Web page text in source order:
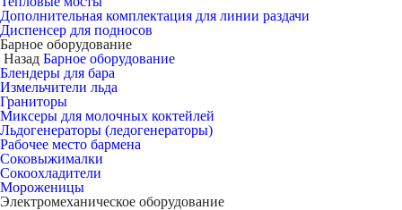
Дополнительная комплектация для линии раздачи
Диспенсер для подносов
Барное оборудование
Назад Барное оборудование
Блендеры для бара
Измельчители льда
Граниторы
Миксеры для молочных коктейлей
Льдогенераторы (ледогенераторы)
Рабочее место бармена
Соковыжималки
Сокоохладители
Мороженицы
Электромеханическое оборудование